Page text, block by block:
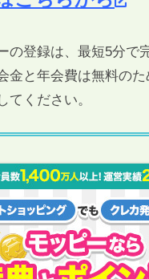
の登録は、最短5分で
金と年会費は無料のた
てください。